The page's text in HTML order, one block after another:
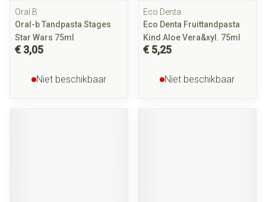
Oral B
Oral-b Tandpasta Stages
Star Wars 75ml
€ 3,05
Niet beschikbaar
Eco Denta
Eco Denta Fruittandpasta
Kind Aloe Vera&xyl. 75ml
€ 5,25
Niet beschikbaar